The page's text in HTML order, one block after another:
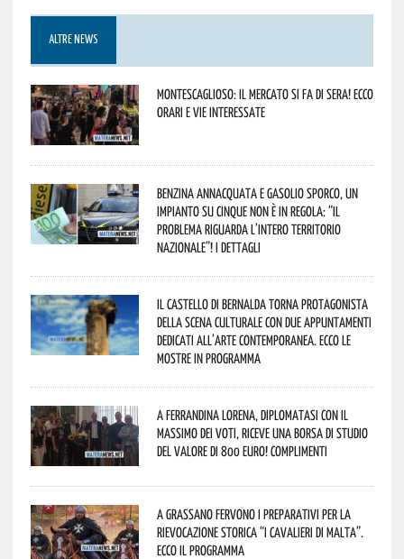
ALTRE NEWS
Montescaglioso: il mercato si fa di sera! Ecco
orari e vie interessate
Benzina annacquata e gasolio sporco, un
impianto su cinque non è in regola: “il
problema riguarda l’intero territorio
Nazionale”! I dettagli
Il Castello di Bernalda torna protagonista
della scena culturale con due appuntamenti
dedicati all’arte contemporanea. Ecco le
mostre in programma
A Ferrandina Lorena, diplomatasi con il
massimo dei voti, riceve una borsa di studio
del valore di 800 euro! Complimenti
A Grassano fervono i preparativi per la
Rievocazione Storica “I CAVALIERI DI MALTA”.
Ecco il programma